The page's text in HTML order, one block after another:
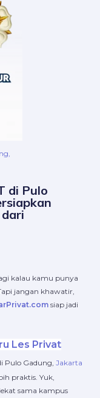
di Pulo
dari
kalau kamu punya
jangan khawatir,
siap jadi
Les Privat
Pulo Gadung, Jakarta
praktis. Yuk,
sama kampus